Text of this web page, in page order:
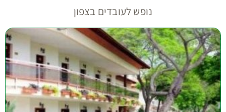
נופש לעובדים בצפון